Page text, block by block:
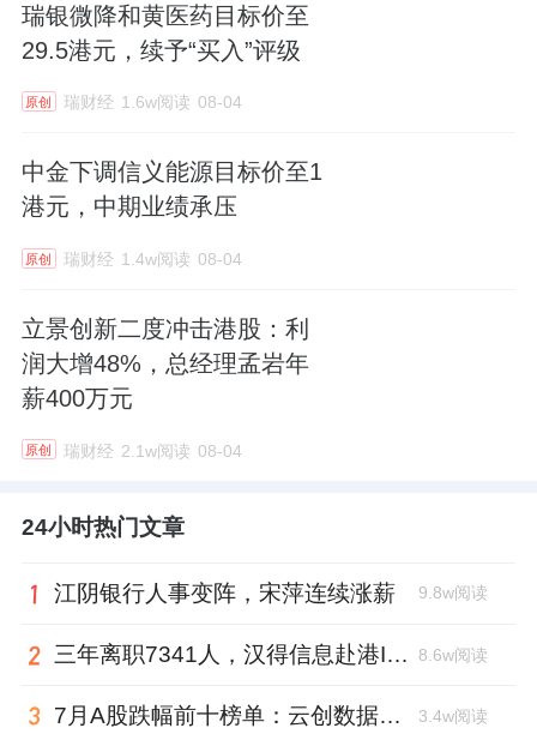
瑞银微降和黄医药目标价至
29.5港元，续予“买入”评级
原创 瑞财经 1.6w阅读 08-04
中金下调信义能源目标价至1
港元，中期业绩承压
原创 瑞财经 1.4w阅读 08-04
立景创新二度冲击港股：利
润大增48%，总经理孟岩年
薪400万元
原创 瑞财经 2.1w阅读 08-04
24小时热门文章
江阴银行人事变阵，宋萍连续涨薪 9.8w阅读
三年离职7341人，汉得信息赴港IPO前欠缴社保1.55亿元 8.6w阅读
7月A股跌幅前十榜单：云创数据跌88.8%，西安奕材跌去六成市值 3.4w阅读